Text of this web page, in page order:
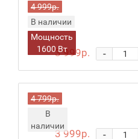
4 999р.
В наличии
Мощность
1600 Вт3 999р. -
4 799р.
В
наличии
3 999р. -